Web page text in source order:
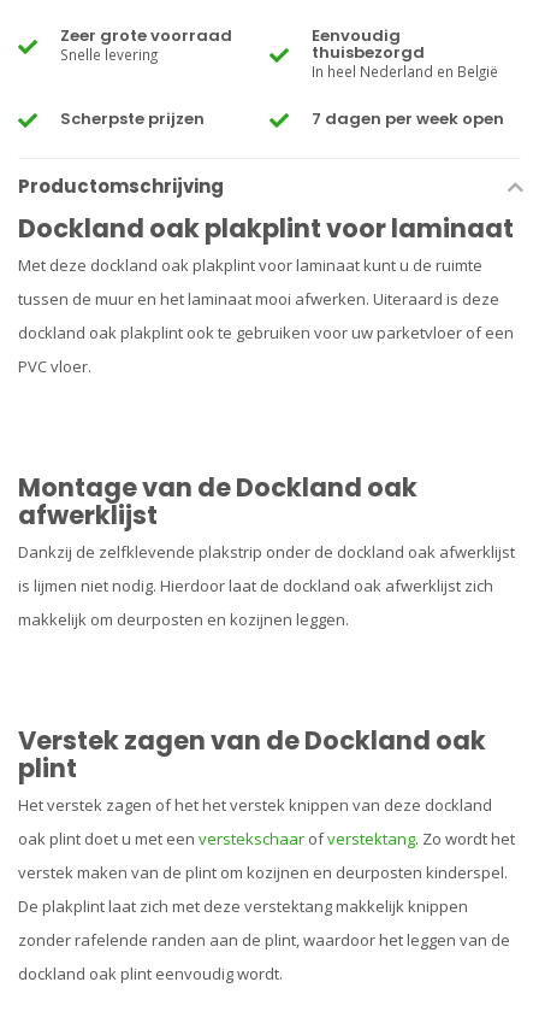
Zeer grote voorraad
Snelle levering
Eenvoudig
thuisbezorgd
In heel Nederland en België
Scherpste prijzen 7 dagen per week open
Productomschrijving
Dockland oak plakplint voor laminaat
Met deze dockland oak plakplint voor laminaat kunt u de ruimte
tussen de muur en het laminaat mooi afwerken. Uiteraard is deze
dockland oak plakplint ook te gebruiken voor uw parketvloer of een
PVC vloer.
Montage van de Dockland oak
afwerklijst
Dankzij de zelfklevende plakstrip onder de dockland oak afwerklijst
is lijmen niet nodig. Hierdoor laat de dockland oak afwerklijst zich
makkelijk om deurposten en kozijnen leggen.
Verstek zagen van de Dockland oak
plint
Het verstek zagen of het het verstek knippen van deze dockland
oak plint doet u met een verstekschaar ofverstektang. Zo wordt het
verstek maken van de plint om kozijnen en deurposten kinderspel.
De plakplint laat zich met deze verstektang makkelijk knippen
zonder rafelende randen aan de plint, waardoor het leggen van de
dockland oak plint eenvoudig wordt.